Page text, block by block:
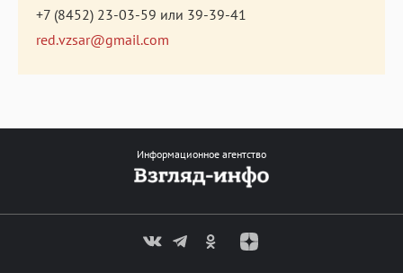
+7 (8452) 23-03-59 или 39-39-41
red.vzsar@gmail.com
Информационное агентство